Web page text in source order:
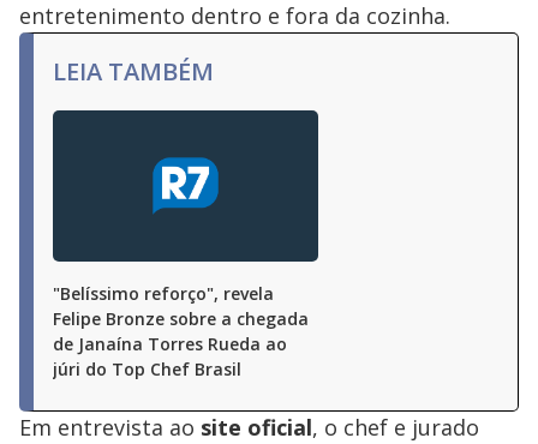
entretenimento dentro e fora da cozinha.
LEIA TAMBÉM
"Belíssimo reforço", revela
Felipe Bronze sobre a chegada
de Janaína Torres Rueda ao
júri do Top Chef Brasil
Em entrevista ao site oficial, o chef e jurado